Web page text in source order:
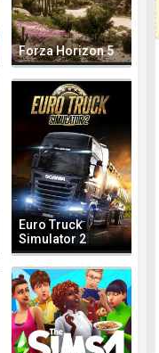
Forza Horizon 5
Euro Truck
Simulator 2